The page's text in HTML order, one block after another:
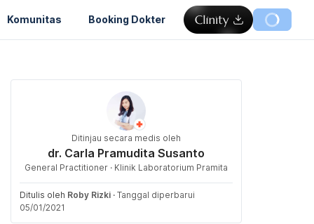
Komunitas Booking Dokter
Ditinjau secara medis oleh
dr. Carla Pramudita Susanto
General Practitioner · Klinik Laboratorium Pramita
Ditulis oleh Roby Rizki · Tanggal diperbarui
05/01/2021